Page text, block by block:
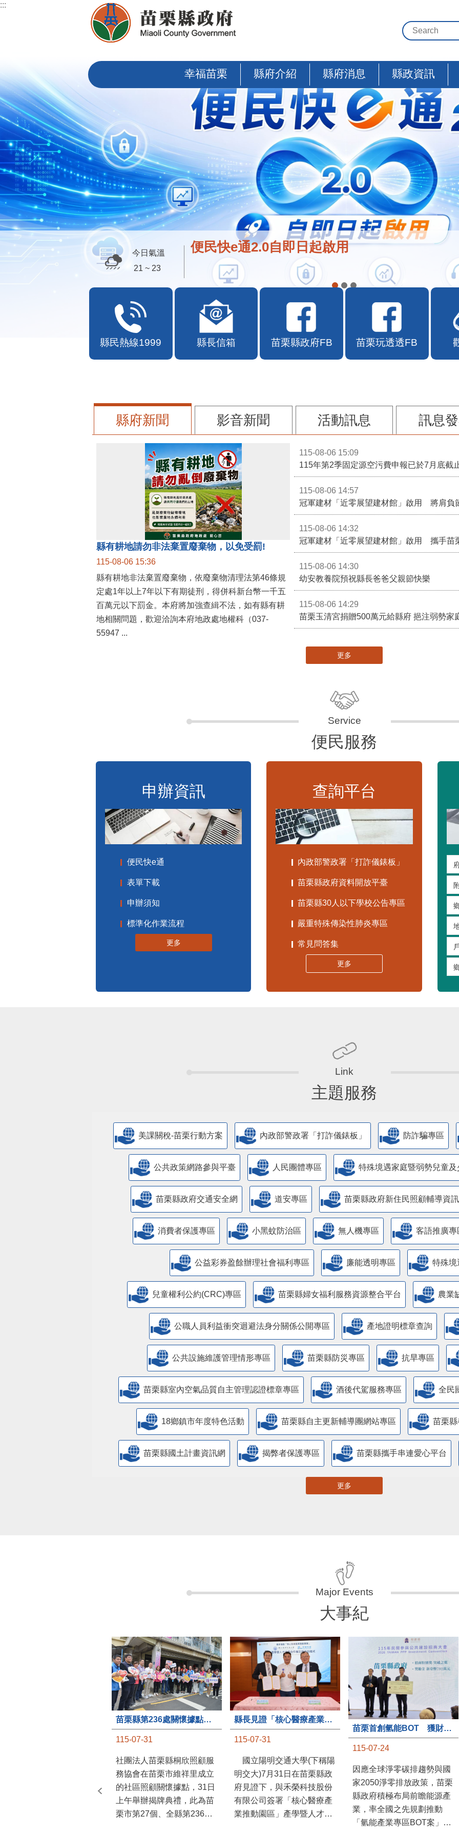
跳到主要內容區塊
:::
幸福苗栗 縣府介紹 縣府消息 縣政資訊
便民快e通2.0自即日起啟用
今日氣溫
21 ~ 23
縣民熱線1999 縣長信箱 苗栗縣政府FB 苗栗玩透透FB
縣府新聞 影音新聞 活動訊息 訊息
縣有耕地請勿非法棄置廢棄物，以免受罰!
115-08-06 15:36
縣有耕地非法棄置廢棄物，依廢棄物清理法第46條規
定處1年以上7年以下有期徒刑，得併科新台幣一千五
百萬元以下罰金。本府將加強查緝不法，如有縣有耕
地相關問題，歡迎洽詢本府地政處地權科（037-
115-08-06 15:09
115-08-06 14:57
冠軍建材「近零展望建材館」啟用 將肩負
115-08-06 14:32
冠軍建材「近零展望建材館」啟用 攜手苗
115-08-06 14:30
幼安教養院預祝縣長爸爸父親節快樂
115-08-06 14:29
苗栗玉清宮捐贈500萬元給縣府 挹注弱勢家
更多
便民服務
申辦資訊
便民快e通
表單下載
申辦須知
標準化作業流程
更多
查詢平台
內政部警政署「打詐儀錶板」
苗栗縣政府資料開放平臺
苗栗縣30人以下學校公告專區
嚴重特殊傳染性肺炎專區
常見問答集
更多
主題服務
美課關稅-苗栗行動方案 內政部警政署「打詐儀錶板」 防詐騙專區
公共政策網路參與平臺 人民團體專區 特殊境遇家庭暨弱勢兒童
苗栗縣政府交通安全網 道安專區 苗栗縣政府新住民照顧輔導資
消費者保護專區 小黑蚊防治區 無人機專區 客語推廣專
公益彩券盈餘辦理社會福利專區 廉能透明專區 特殊境
兒童權利公約(CRC)專區 苗栗縣婦女福利服務資源整合平台 農業
公職人員利益衝突迴避法身分關係公開專區 產地證明標章查詢
​公共設施維護管理情形專區 苗栗縣防災專區 抗旱專區
苗栗縣室內空氣品質自主管理認證標章專區 酒後代駕服務專區 全民
18鄉鎮市年度特色活動 苗栗縣自主更新輔導團網站專區 苗栗
苗栗縣國土計畫資訊網 揭弊者保護專區 苗栗縣攜手串連愛心平台
更多
大事紀
苗栗縣第236處關懷據點在苗栗市維祥里揭牌
115-07-31
社團法人苗栗縣桐欣照顧服
務協會在苗栗市維祥里成立
的社區照顧關懷據點，31日
上午舉辦揭牌典禮，此為苗
栗市第27個、全縣第236處
115-07-31
國立陽明交通大學(下稱陽
明交大)7月31日在苗栗縣政
府見證下，與禾榮科技股份
有限公司簽署「核心醫療產
業推動園區」產學暨人才培
苗栗首創氫能BOT 獲財政部「突破之翼」肯定
115-07-24
因應全球淨零碳排趨勢與國
家2050淨零排放政策，苗栗
縣政府積極布局前瞻能源產
業，率全國之先規劃推動
「氫能產業專區BOT案」，